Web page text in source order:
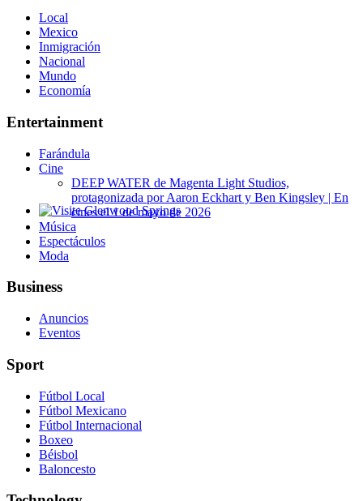
Glenwood Springs - Bello y Encantador
Local
Mexico
Inmigración
Nacional
Mundo
Economía
Entertainment
Farándula
Cine
DEEP WATER de Magenta Light Studios,
protagonizada por Aaron Eckhart y Ben Kingsley | En
cines el 1 de mayo de 2026
Música
Espectáculos
Moda
Business
Anuncios
Eventos
Sport
Fútbol Local
Fútbol Mexicano
Fútbol Internacional
Boxeo
Béisbol
Baloncesto